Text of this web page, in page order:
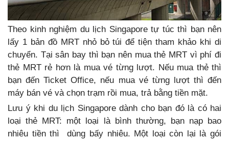
Theo kinh nghiệm du lịch Singapore tự túc thì bạn nên
lấy 1 bản đồ MRT nhỏ bỏ túi để tiện tham khảo khi di
chuyển. Tại sân bay thì bạn nên mua thẻ MRT vì phí đi
thẻ MRT rẻ hơn là mua vé từng lượt. Nếu mua thẻ thì
bạn đến Ticket Office, nếu mua vé từng lượt thì đến
máy bán vé và chọn trạm rồi mua, trả bằng tiền mặt.
Lưu ý khi du lịch Singapore dành cho bạn đó là có hai
loại thẻ MRT: một loại là bình thường, bạn nạp bao
nhiêu tiền thì dùng bấy nhiêu. Một loại còn lại là gói